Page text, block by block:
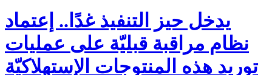
يدخل حيز التنفيذ غدًا.. إعتماد
نظام مراقبة قبليّة على عمليات
توريد هذه المنتوجات الإستهلاكيّة